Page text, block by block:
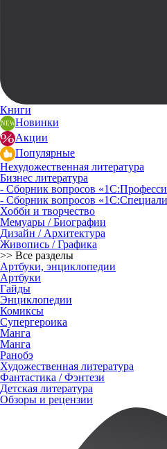
Книги
Новинки
Акции
Популярные
Нехудожественная литература
Бизнес литература
- Сборник вопросов
- Сборник вопросов
Хобби и творчество
Мемуары / Биографии
Дизайн / Архитектура
Живопись / Графика
>> Все разделы
Артбуки, энциклопедии
Артбуки
Гайды
Энциклопедии
Комиксы
Супергероика
Манга
Манга
Ранобэ
Художественная литература
Фантастика / Фэнтези
Детская литература
Обзоры и рецензии